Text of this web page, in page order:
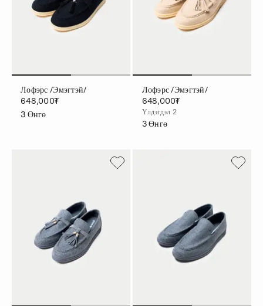
Лофэрс /эмэгтэй/
648,000₮
3 Өнгө
Лофэрс /эмэгтэй/
648,000₮
Үлдэгдэл 2
3Өнгө